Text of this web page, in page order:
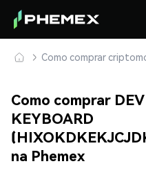
Como comprar
Como comprar
KEYBOARD
na Phemex